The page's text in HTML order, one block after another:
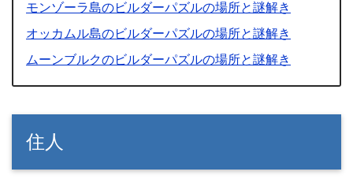
モンゾーラ島のビルダーパズルの場所と謎解き
オッカムル島のビルダーパズルの場所と謎解き
ムーンブルクのビルダーパズルの場所と謎解き
住人